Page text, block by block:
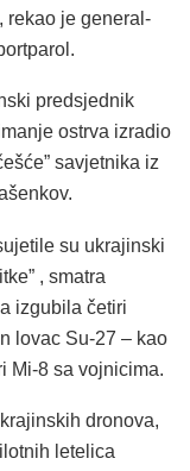
rekao je general-
predsjednik
ostrva izradio
savjetnika iz
su ukrajinski
, smatra
izgubila četiri
lovac Su-27 – kao
Mi-8 sa vojnicima.
dronova,
letelica